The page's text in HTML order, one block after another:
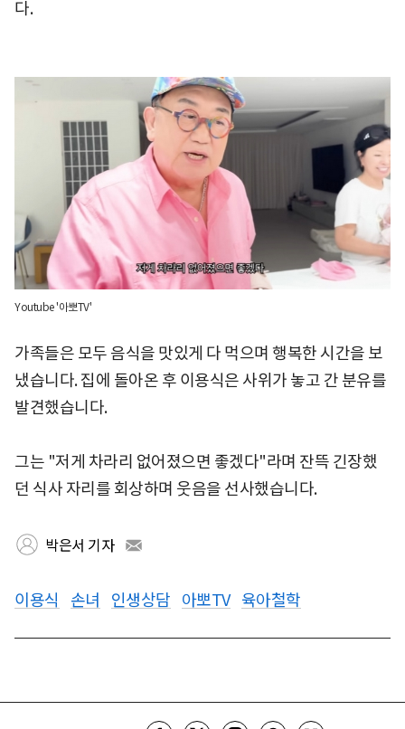
다.
Youtube '아뽀TV'
가족들은 모두 음식을 맛있게 다 먹으며 행복한 시간을 보
냈습니다. 집에 돌아온 후 이용식은 사위가 놓고 간 분유를
발견했습니다.
그는 "저게 차라리 없어졌으면 좋겠다"라며 잔뜩 긴장했
던 식사 자리를 회상하며 웃음을 선사했습니다.
박은서 기자
이용식 손녀 인생상담 아뽀TV 육아철학